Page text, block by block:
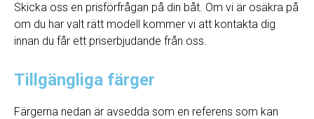
Skicka oss en prisförfrågan på din båt. Om vi ​​är osäkra på
om du har valt rätt modell kommer vi att kontakta dig
innan du får ett priserbjudande från oss.
Tillgängliga färger
Färgerna nedan är avsedda som en referens som kan